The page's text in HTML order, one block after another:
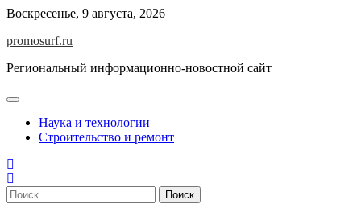
Skip
content
Воскресенье, 9 августа, 2026
promosurf.ru
Региональный информационно-новостной сайт
Наука и технологии
Строительство и ремонт
Найти: